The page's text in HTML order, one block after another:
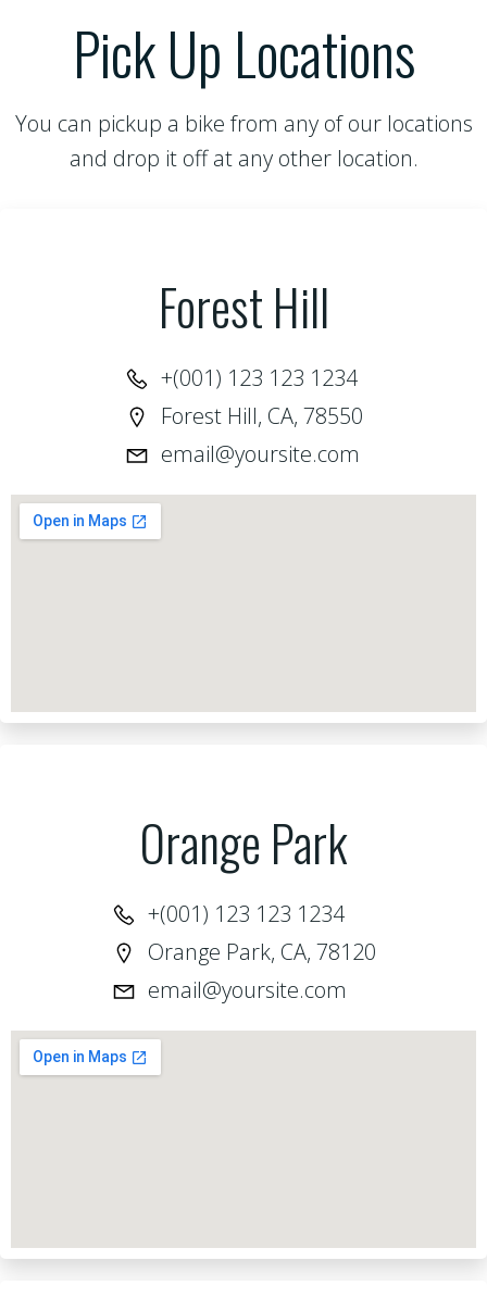
Pick Up Locations
You can pickup a bike from any of our locations
and drop it off at any other location.
Forest Hill
+(001) 123 123 1234
Forest Hill, CA, 78550
email@yoursite.com
Orange Park
+(001) 123 123 1234
Orange Park, CA, 78120
email@yoursite.com